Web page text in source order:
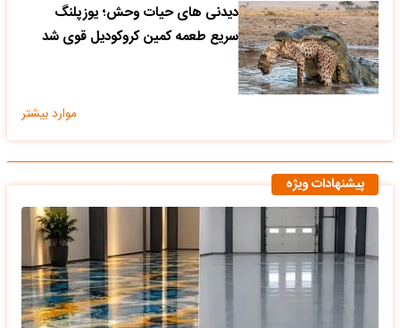
دیدنی های حیات وحش؛ یوزپلنگ
سریع طعمه کمین کروکودیل قوی شد
موارد بیشتر
پیشنهادات ویژه